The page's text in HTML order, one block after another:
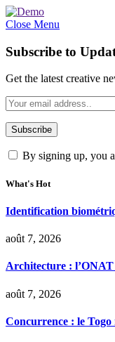
Close Menu
Subscribe to
Get the latest creative
By signing up, you
What's Hot
Identification
août 7, 2026
Architecture : l’ONAT
août 7, 2026
Concurrence : le Togo